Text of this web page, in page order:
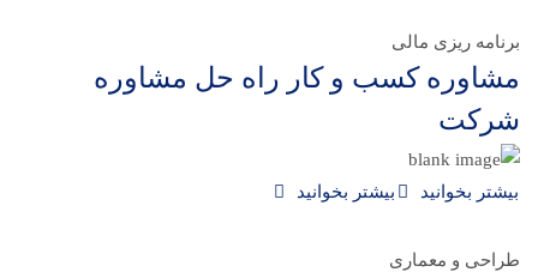
برنامه ریزی مالی
مشاوره کسب و کار راه حل مشاوره
شرکت
بیشتر بخوانید بیشتر بخوانید
طراحی و معماری